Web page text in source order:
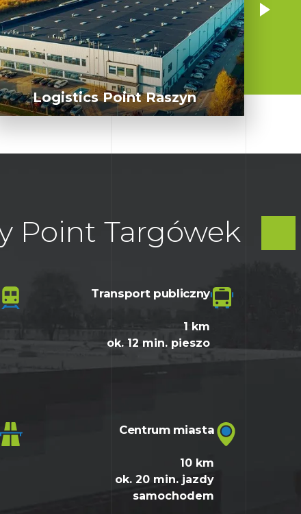
Logistics Point Raszyn
Point Targówek
Transport publiczny
1 km
ok. 12 min. pieszo
Centrum miasta
10 km
ok. 20 min. jazdy
samochodem